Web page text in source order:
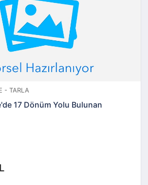
- TARLA
17 Dönüm Yolu Bulunan